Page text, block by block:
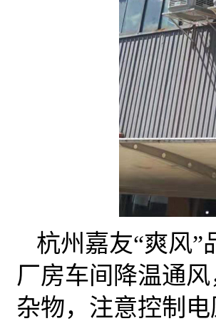
杭州嘉友“爽风
厂房车间降温通
杂物，注意控制